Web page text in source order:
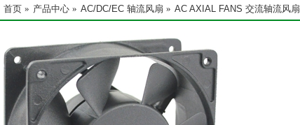
首页 » 产品中心 » AC/DC/EC 轴流风扇 » AC AXIAL FANS 交流轴流风扇